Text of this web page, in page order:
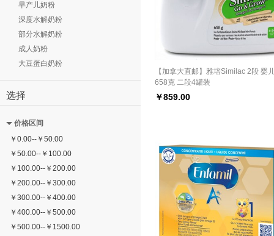
【加拿大直邮】雅培Similac 2段 婴
658克 二段4罐装
￥859.00
早产儿奶粉
深度水解奶粉
部分水解奶粉
成人奶粉
大豆蛋白奶粉
选择
价格区间
￥ 0.00-- ￥ 50.00
￥ 50.00-- ￥ 100.00
￥ 100.00-- ￥ 200.00
￥ 200.00-- ￥ 300.00
￥ 300.00-- ￥ 400.00
￥ 400.00-- ￥ 500.00
￥ 500.00-- ￥ 1500.00